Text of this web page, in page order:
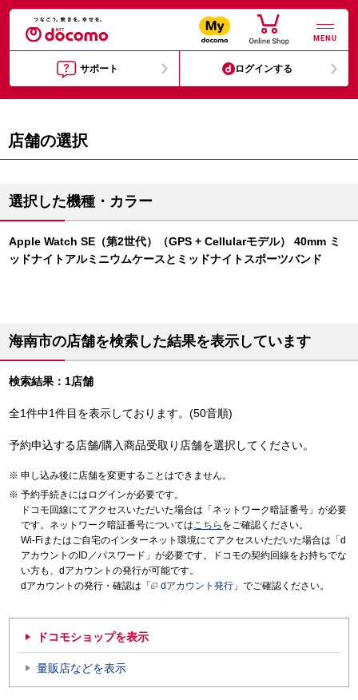
MENU
サポート ログインする
店舗の選択
選択した機種・カラー
Apple Watch SE（第2世代）（GPS + Cellularモデル） 40mm ミ
ッドナイトアルミニウムケースとミッドナイトスポーツバンド
海南市の店舗を検索した結果を表示しています
検索結果：1店舗
全1件中1件目を表示しております。(50音順)
予約申込する店舗/購入商品受取り店舗を選択してください。
申し込み後に店舗を変更することはできません。
予約手続きにはログインが必要です。
ドコモ回線にてアクセスいただいた場合は「ネットワーク暗証番号」が必要
です。ネットワーク暗証番号についてはこちら をご確認ください。
Wi-Fiまたはご自宅のインターネット環境にてアクセスいただいた場合は「d
アカウントのID／パスワード」が必要です。ドコモの契約回線をお持ちでな
い方も、dアカウントの発行が可能です。
dアカウントの発行・確認は「
dアカウント発行 」でご確認ください。
ドコモショップを表示
量販店などを表示